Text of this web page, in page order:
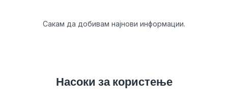
Сакам да добивам најнови информации.
Насоки за користење